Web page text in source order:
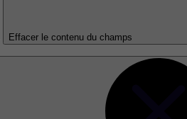
Effacer le contenu du champs